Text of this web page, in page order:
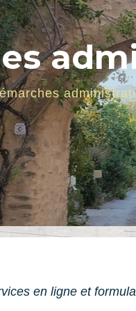
en ligne et